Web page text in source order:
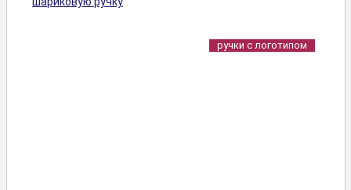
ручки с логотипом